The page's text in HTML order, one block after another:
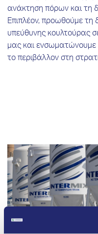
ανάκτηση πόρων και τη
Επιπλέον, προωθούμε τη
υπεύθυνης κουλτούρας
μας και ενσωματώνουμε
το περιβάλλον στη